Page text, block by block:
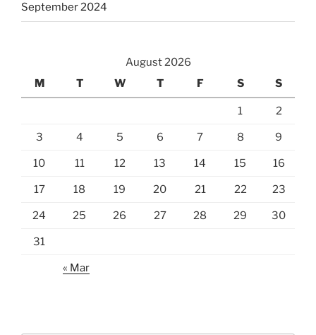
September 2024
August 2026
M
T W T F S S
1 2
3 4 5 6 7 8 9
10 11 12 13 14 15 16
17 18 19 20 21 22 23
24 25 26 27 28 29 30
31
« Mar